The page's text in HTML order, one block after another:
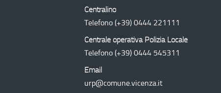
Centralino
Telefono (+39) 0444 221111
Centrale operativa Polizia Locale
Telefono (+39) 0444 545311
Email
urp@comune.vicenza.it